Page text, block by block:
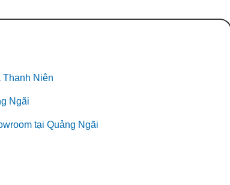
Thanh Niên
Ngãi
tại Quảng Ngãi